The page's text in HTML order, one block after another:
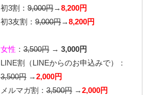
初3割： 9,000円 → 8,200円
初3友割： 9,000円 → 8,200円
女性 ： 3,500円 → 3,000円
LINE割
（LINEからのお申込みで）
：
3,500円 → 2,000円
メルマガ割： 3,500円 → 2,000円